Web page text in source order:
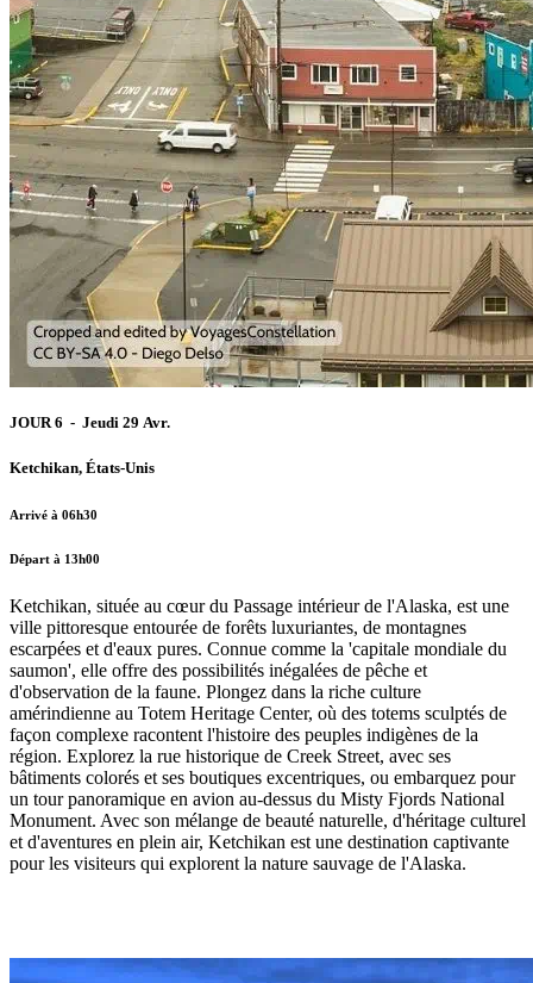
JOUR 6 - Jeudi 29 Avr.
Ketchikan, États-Unis
Arrivé à 06h30
Départ à 13h00
Ketchikan, située au cœur du Passage intérieur de l'Alaska, est une
ville pittoresque entourée de forêts luxuriantes, de montagnes
escarpées et d'eaux pures. Connue comme la 'capitale mondiale du
saumon', elle offre des possibilités inégalées de pêche et
d'observation de la faune. Plongez dans la riche culture
amérindienne au Totem Heritage Center, où des totems sculptés de
façon complexe racontent l'histoire des peuples indigènes de la
région. Explorez la rue historique de Creek Street, avec ses
bâtiments colorés et ses boutiques excentriques, ou embarquez pour
un tour panoramique en avion au-dessus du Misty Fjords National
Monument. Avec son mélange de beauté naturelle, d'héritage culturel
et d'aventures en plein air, Ketchikan est une destination captivante
pour les visiteurs qui explorent la nature sauvage de l'Alaska.